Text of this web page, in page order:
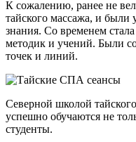
К сожалению, ранее не
тайского массажа, и были
знания. Со временем
методик и учений. Были
точек и линий.
Северной школой
успешно обучаются не
студенты.